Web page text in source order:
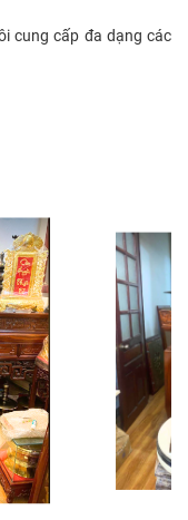
cung cấp đa dạng các
đối với ông bà tổ tiên.
đỉnh đồng với kích
nhang, tạo nên bầu
gian thờ cúng. HKD ĐỒ
hương đồng với thiết kế
quý khách hàng.
PHÁT cung cấp
gồm: đỉnh đồng, lư
văn đồng, bát hương
trọng và linh thiêng